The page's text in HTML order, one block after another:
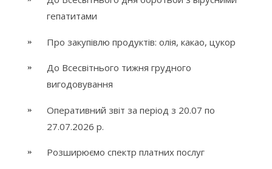
гепатитами
Про закупівлю продуктів: олія, какао, цукор
До Всесвітнього тижня грудного
вигодовування
Оперативний звіт за період з 20.07 по
27.07.2026 р.
Розширюємо спектр платних послуг